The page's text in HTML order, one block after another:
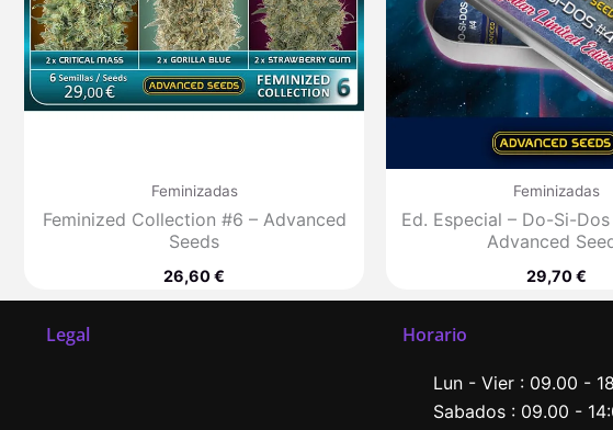
Feminizadas
Feminized Collection #6 – Advanced
Seeds
26,60€
Feminizadas
Ed. Especial – Do-Si-
Advanced
29,70€
Legal Horario
Lun - Vier : 09.00 -
Sabados : 09.00 -